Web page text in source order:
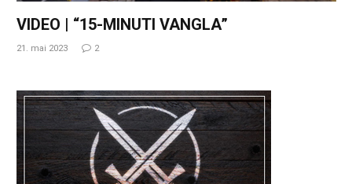
VIDEO | “15-MINUTI VANGLA”
21. mai 2023 2